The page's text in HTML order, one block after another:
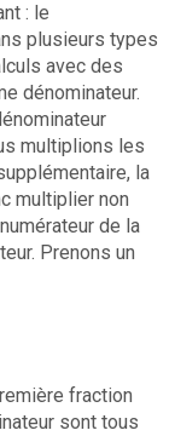
: le
plusieurs types
avec des
dénominateur.
multiplions les
la
multiplier non
de la
Prenons un
fraction
sont tous